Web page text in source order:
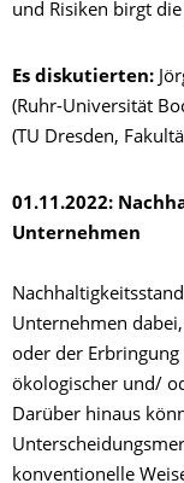
und Risiken birgt
Es diskutierten:
(Ruhr-Universität
(TU Dresden,
01.11.2022:
Unternehmen
Unternehmen
oder der
ökologischer und/
Darüber hinaus
konventionelle